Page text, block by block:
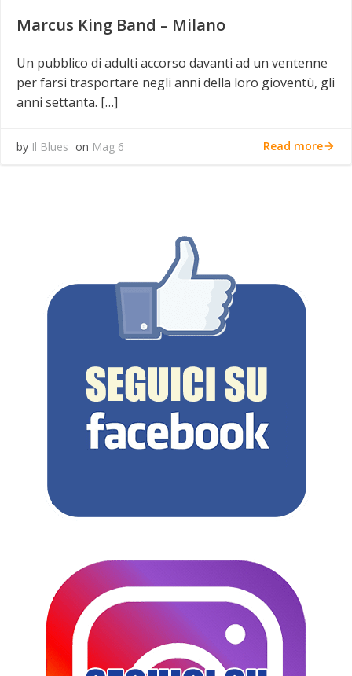
Marcus King Band – Milano
Un pubblico di adulti accorso davanti ad un ventenne
per farsi trasportare negli anni della loro gioventù, gli
anni settanta. […]
by Il Blues on Mag 6 Read more